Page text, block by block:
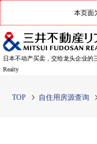
本页面
日本不动产买卖，交给龙头企业的
Realty
TOP 自住用房源查询